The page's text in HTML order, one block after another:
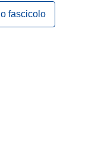
fascicolo